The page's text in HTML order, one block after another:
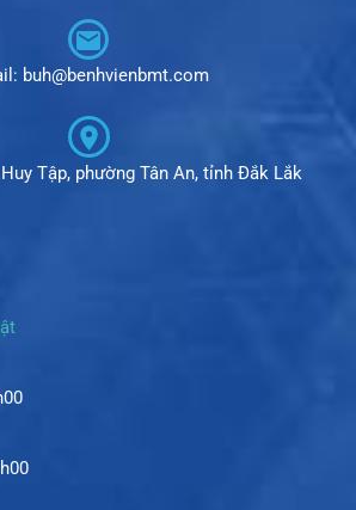
buh@benhvienbmt.com
Tập, phường Tân An, tỉnh Đắk Lắk